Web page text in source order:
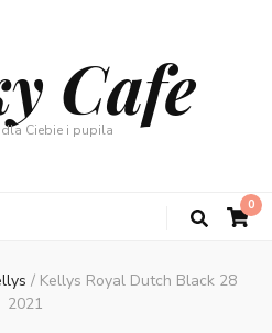
Cafe
Ciebie i pupila
0
/ Kellys Royal Dutch Black 28
2021